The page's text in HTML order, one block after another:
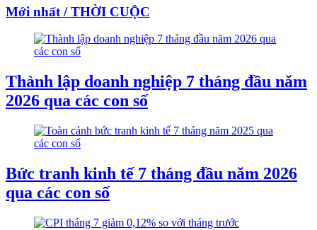
Mới nhất / THỜI CUỘC
Thành lập doanh nghiệp 7 tháng đầu năm
2026 qua các con số
Bức tranh kinh tế 7 tháng đầu năm 2026
qua các con số